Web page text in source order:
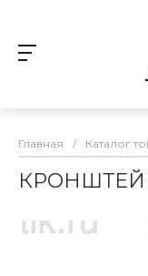
Главная / Каталог
КРОНШТЕЙН